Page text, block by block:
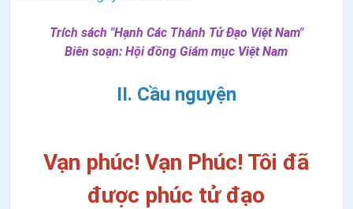
Trích sách "Hạnh Các Thánh Tử Đạo Việt Nam"
Biên soạn:Hội đồng Giám mục Việt Nam
II. Cầu nguyện
Vạn phúc! Vạn Phúc! Tôi đã
được phúc tử đạo